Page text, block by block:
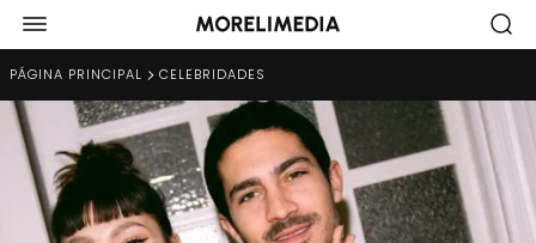
PÁGINA PRINCIPAL CELEBRIDADES